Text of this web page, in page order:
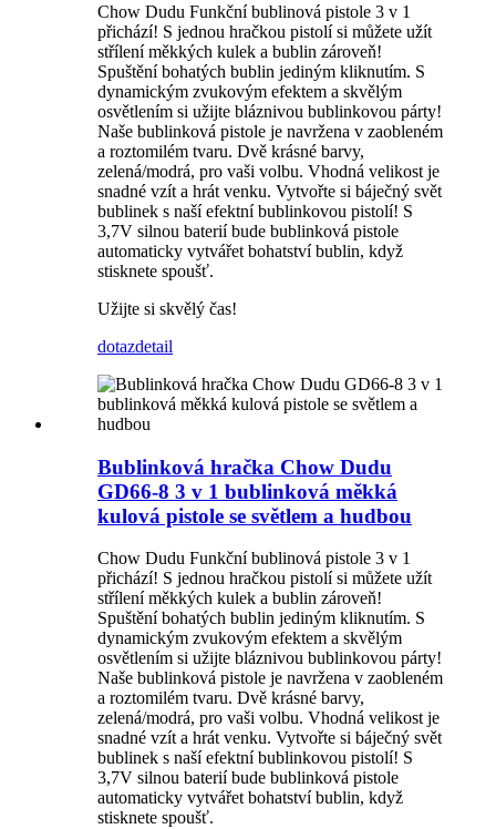
Chow Dudu Funkční bublinová pistole 3 v 1
přichází! S jednou hračkou pistolí si můžete užít
střílení měkkých kulek a bublin zároveň!
Spuštění bohatých bublin jediným kliknutím. S
dynamickým zvukovým efektem a skvělým
osvětlením si užijte bláznivou bublinkovou párty!
Naše bublinková pistole je navržena v zaobleném
a roztomilém tvaru. Dvě krásné barvy,
zelená/modrá, pro vaši volbu. Vhodná velikost je
snadné vzít a hrát venku. Vytvořte si báječný svět
bublinek s naší efektní bublinkovou pistolí! S
3,7V silnou baterií bude bublinková pistole
automaticky vytvářet bohatství bublin, když
stisknete spoušť.
Užijte si skvělý čas!
dotazdetail
Bublinková hračka Chow Dudu
GD66-8 3 v 1 bublinková měkká
kulová pistole se světlem a hudbou
Chow Dudu Funkční bublinová pistole 3 v 1
přichází! S jednou hračkou pistolí si můžete užít
střílení měkkých kulek a bublin zároveň!
Spuštění bohatých bublin jediným kliknutím. S
dynamickým zvukovým efektem a skvělým
osvětlením si užijte bláznivou bublinkovou párty!
Naše bublinková pistole je navržena v zaobleném
a roztomilém tvaru. Dvě krásné barvy,
zelená/modrá, pro vaši volbu. Vhodná velikost je
snadné vzít a hrát venku. Vytvořte si báječný svět
bublinek s naší efektní bublinkovou pistolí! S
3,7V silnou baterií bude bublinková pistole
automaticky vytvářet bohatství bublin, když
stisknete spoušť.